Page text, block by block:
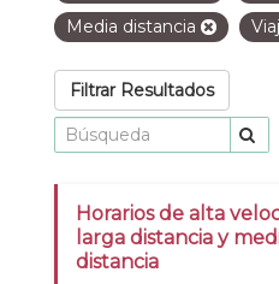
Media distancia
Filtrar Resultados
Horarios de alta
larga distancia y
distancia